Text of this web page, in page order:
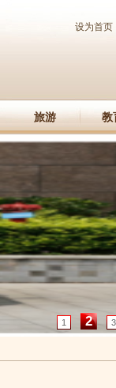
设为首页
旅游 教
1 2 3